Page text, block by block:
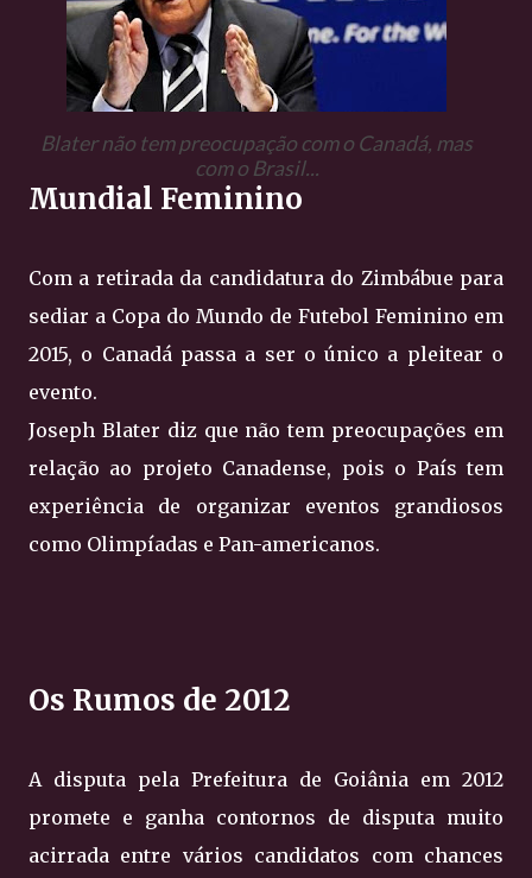
Blater não tem preocupação com o Canadá, mas
com o Brasil...
Mundial Feminino
Com a retirada da candidatura do Zimbábue para
sediar a Copa do Mundo de Futebol Feminino em
2015, o Canadá passa a ser o único a pleitear o
evento.
Joseph Blater diz que não tem preocupações em
relação ao projeto Canadense, pois o País tem
experiência de organizar eventos grandiosos
como Olimpíadas e Pan-americanos.
Os Rumos de 2012
A disputa pela Prefeitura de Goiânia em 2012
promete e ganha contornos de disputa muito
acirrada entre vários candidatos com chances